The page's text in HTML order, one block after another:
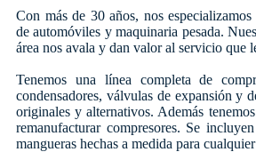
Con más de 30 años, nos
de automóviles y maquinaria pesada.
área nos avala y dan valor al servicio que
Tenemos una línea completa de
condensadores, válvulas de expansión y
originales y alternativos. Además
remanufacturar compresores. Se
mangueras hechas a medida para